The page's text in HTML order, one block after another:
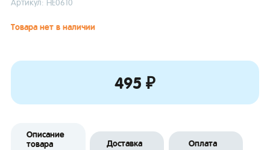
Артикул: НЕ0610
Товара нет в наличии
495 ₽
Описание
товара
Доставка Оплата